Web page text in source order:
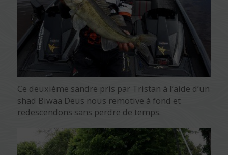
Ce deuxième sandre pris par Tristan à l’aide d’un
shad Biwaa Deus nous remotive à fond et
redescendons sans perdre de temps.